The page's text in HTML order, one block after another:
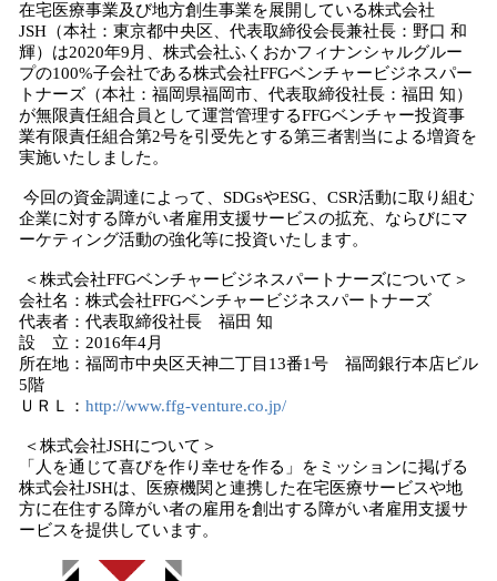
！
数
を
読
み
込
み
で
す
在宅医療事業及び地方創生事業を展開している株式会社
JSH（本社：東京都中央区、代表取締役会長兼社長：野口 和
輝）は2020年9月、株式会社ふくおかフィナンシャルグルー
プの100%子会社である株式会社FFGベンチャービジネスパー
トナーズ（本社：福岡県福岡市、代表取締役社長：福田 知）
が無限責任組合員として運営管理するFFGベンチャー投資事
業有限責任組合第2号を引受先とする第三者割当による増資を
実施いたしました。
今回の資金調達によって、SDGsやESG、CSR活動に取り組む
企業に対する障がい者雇用支援サービスの拡充、ならびにマ
ーケティング活動の強化等に投資いたします。
＜株式会社FFGベンチャービジネスパートナーズについて＞
会社名：株式会社FFGベンチャービジネスパートナーズ
代表者：代表取締役社長 福田 知
設 立：2016年4月
所在地：福岡市中央区天神二丁目13番1号 福岡銀行本店ビル
5階
ＵＲＬ： http://www.ffg-venture.co.jp/
＜株式会社JSHについて＞
「人を通じて喜びを作り幸せを作る」をミッションに掲げる
株式会社JSHは、医療機関と連携した在宅医療サービスや地
方に在住する障がい者の雇用を創出する障がい者雇用支援サ
ービスを提供しています。